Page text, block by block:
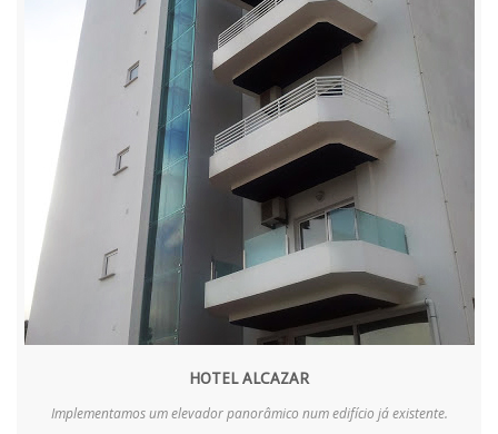
HOTEL ALCAZAR
Implementamos um elevador panorâmico num edifício já existente.